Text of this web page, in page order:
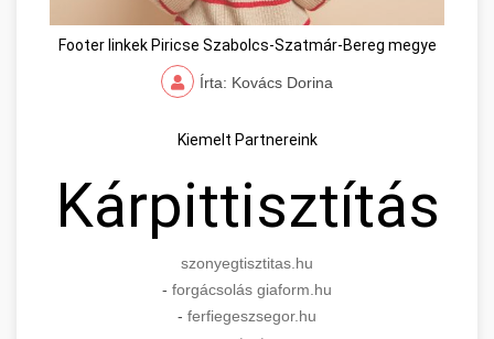
Footer linkek Piricse Szabolcs-Szatmár-Bereg megye
Írta: Kovács Dorina
Kiemelt Partnereink
Kárpittisztítás
szonyegtisztitas.hu
- forgácsolás giaform.hu
- ferfiegeszsegor.hu